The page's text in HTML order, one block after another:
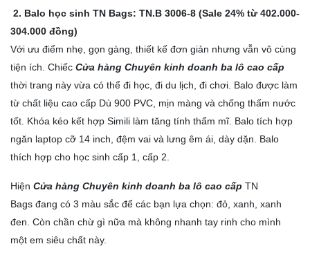
2. Balo học sinh TN Bags: TN.B 3006-8 (Sale 24% từ 402.000-
304.000 đồng)
Với ưu điểm nhẹ, gọn gàng, thiết kế đơn giản nhưng vẫn vô cùng
tiện ích. Chiếc Cửa hàng Chuyên kinh doanh ba lô cao cấp
thời trang này vừa có thể đi học, đi du lịch, đi chơi. Balo được làm
từ chất liệu cao cấp Dù 900 PVC, mịn màng và chống thấm nước
tốt. Khóa kéo kết hợp Simili làm tăng tính thẩm mĩ. Balo tích hợp
ngăn laptop cỡ 14 inch, đệm vai và lưng êm ái, dày dặn. Balo
thích hợp cho học sinh cấp 1, cấp 2.
Hiện Cửa hàng Chuyên kinh doanh ba lô cao cấp TN
Bags đang có 3 màu sắc để các bạn lựa chọn: đỏ, xanh, xanh
đen. Còn chần chừ gì nữa mà không nhanh tay rinh cho mình
một em siêu chất này.